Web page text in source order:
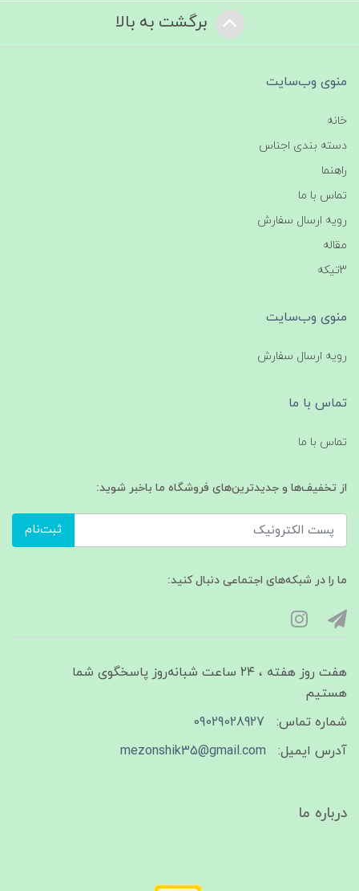
برگشت به بالا
منوی وب‌سایت
خانه
دسته بندی اجناس
راهنما
تماس با ما
رویه ارسال سفارش
مقاله
3تیکه
منوی وب‌سایت
رویه ارسال سفارش
تماس با ما
تماس با ما
از تخفیف‌ها و جدیدترین‌های فروشگاه ما باخبر شوید:
ثبت‌نام
ما را در شبکه‌های اجتماعی دنبال کنید:
هفت روز هفته ، ۲۴ ساعت شبانه‌روز پاسخگوی شما
هستیم
شماره تماس:
09029028927
آدرس ایمیل:
mezonshik35@gmail.com
درباره ما